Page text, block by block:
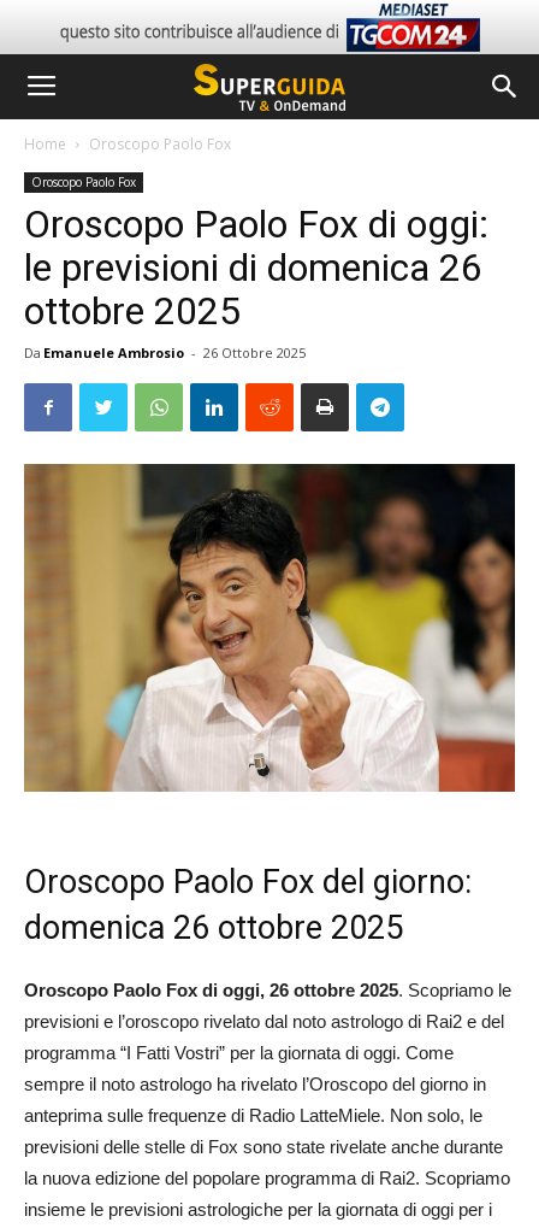
Home Oroscopo Paolo Fox
Oroscopo Paolo Fox
Oroscopo Paolo Fox di oggi:
le previsioni di domenica 26
ottobre 2025
Da Emanuele Ambrosio - 26 Ottobre 2025
Oroscopo Paolo Fox del giorno:
domenica 26 ottobre 2025
Oroscopo Paolo Fox di oggi, 26 ottobre 2025. Scopriamo le
previsioni e l’oroscopo rivelato dal noto astrologo di Rai2 e del
programma “I Fatti Vostri” per la giornata di oggi. Come
sempre il noto astrologo ha rivelato l’Oroscopo del giorno in
anteprima sulle frequenze di Radio LatteMiele. Non solo, le
previsioni delle stelle di Fox sono state rivelate anche durante
la nuova edizione del popolare programma di Rai2. Scopriamo
insieme le previsioni astrologiche per la giornata di oggi per i